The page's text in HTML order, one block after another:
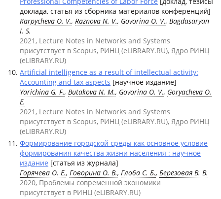
доклада, статья из сборника материалов конференций]
Karpycheva O. V., Raznova N. V., Govorina O. V., Bagdasaryan
I. S.
2021, Lecture Notes in Networks and Systems
присутствует в Scopus, РИНЦ (eLIBRARY.RU), Ядро РИНЦ
(eLIBRARY.RU)
Artificial intelligence as a result of intellectual activity:
Accounting and tax aspects [научное издание]
Yarichina G. F., Butakova N. M., Govorina O. V., Goryacheva O.
E.
2021, Lecture Notes in Networks and Systems
присутствует в Scopus, РИНЦ (eLIBRARY.RU), Ядро РИНЦ
(eLIBRARY.RU)
Формирование городской среды как основное условие
формирования качества жизни населения : научное
издание [статья из журнала]
Горячева О. Е., Говорина О. В., Глоба С. Б., Березовая В. В.
2020, Проблемы современной экономики
присутствует в РИНЦ (eLIBRARY.RU)